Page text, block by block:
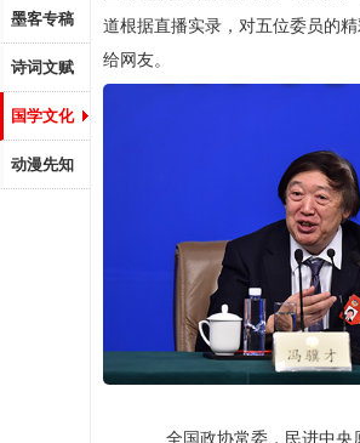
墨客专稿
诗词文赋
国学文化
动漫先知
道根据直播实录，对五位委员的
给网友。
全国政协常委，民进中央